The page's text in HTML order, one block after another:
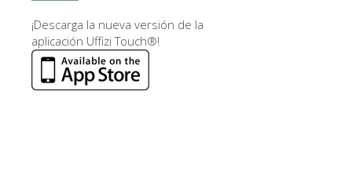
¡Descarga la nueva versión de la
aplicación Uffizi Touch®!